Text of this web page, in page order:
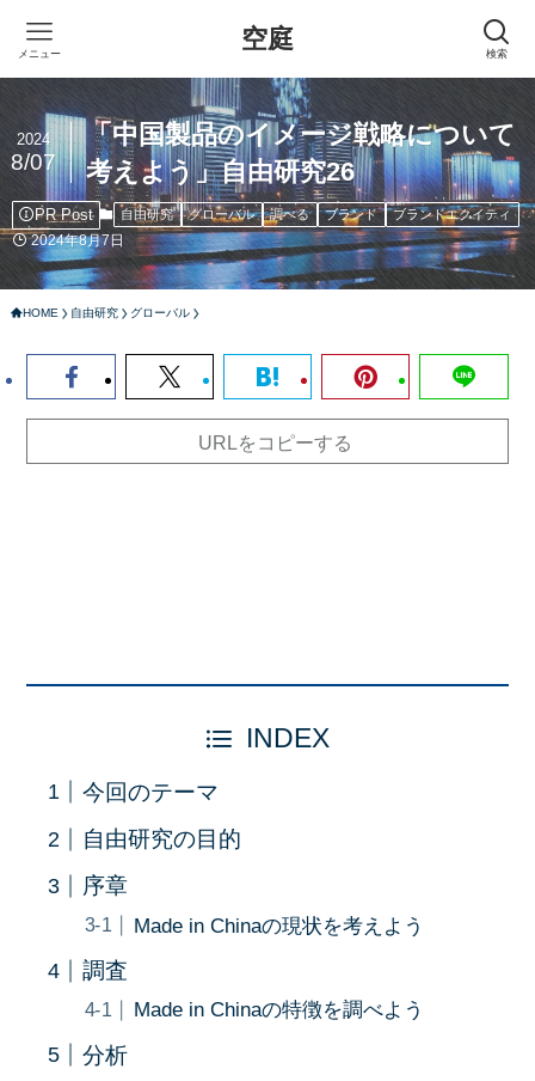
空庭 検索
メニュー
「中国製品のイメージ戦略について
考えよう」自由研究26
2024
8/07
PR Post 自由研究 グローバル 調べる ブランド ブランドエクイティ
2024年8月7日
HOME 自由研究 グローバル
URLをコピーする
INDEX
今回のテーマ
自由研究の目的
序章
Made in Chinaの現状を考えよう
調査
Made in Chinaの特徴を調べよう
分析